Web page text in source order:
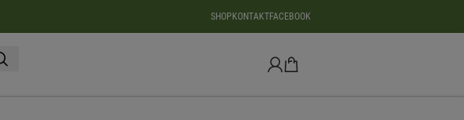
SHOP KONTAKTFACEBOOK